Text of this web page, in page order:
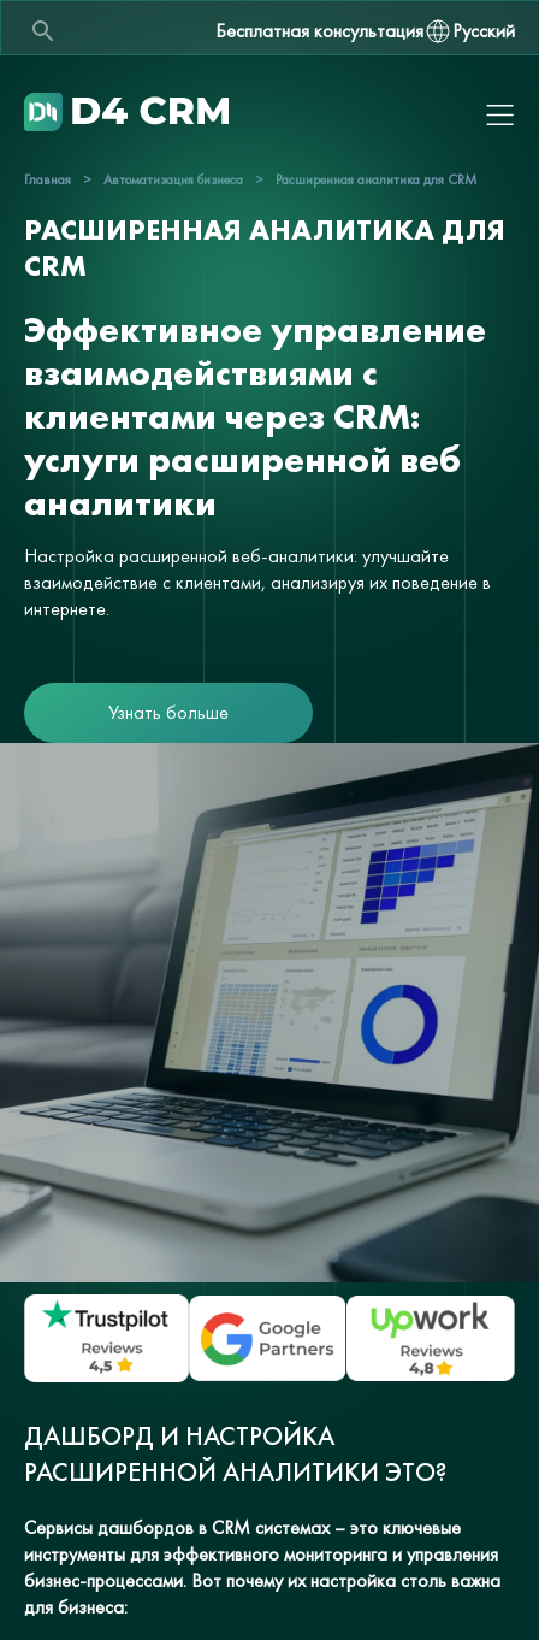
Бесплатная консультация Русский
Главная > Автоматизация бизнеса > Расширенная аналитика для CRM
РАСШИРЕННАЯ АНАЛИТИКА ДЛЯ
CRM
Эффективное управление
взаимодействиями с
клиентами через CRM:
услуги расширенной веб
аналитики
Настройка расширенной веб-аналитики: улучшайте
взаимодействие с клиентами, анализируя их поведение в
интернете.
Узнать больше
ДАШБОРД И НАСТРОЙКА
РАСШИРЕННОЙ АНАЛИТИКИ ЭТО?
Сервисы дашбордов в CRM системах – это ключевые
инструменты для эффективного мониторинга и управления
бизнес-процессами. Вот почему их настройка столь важна
для бизнеса: